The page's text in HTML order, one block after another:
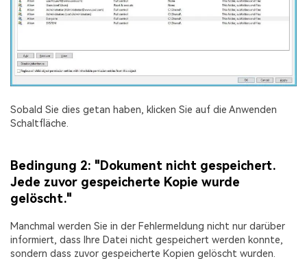
Sobald Sie dies getan haben, klicken Sie auf die Anwenden
Schaltfläche.
Bedingung 2: "Dokument nicht gespeichert.
Jede zuvor gespeicherte Kopie wurde
gelöscht."
Manchmal werden Sie in der Fehlermeldung nicht nur darüber
informiert, dass Ihre Datei nicht gespeichert werden konnte,
sondern dass zuvor gespeicherte Kopien gelöscht wurden.